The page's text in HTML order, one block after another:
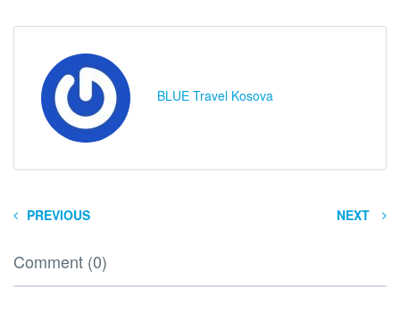
BLUE Travel Kosova
PREVIOUS NEXT
Comment (0)